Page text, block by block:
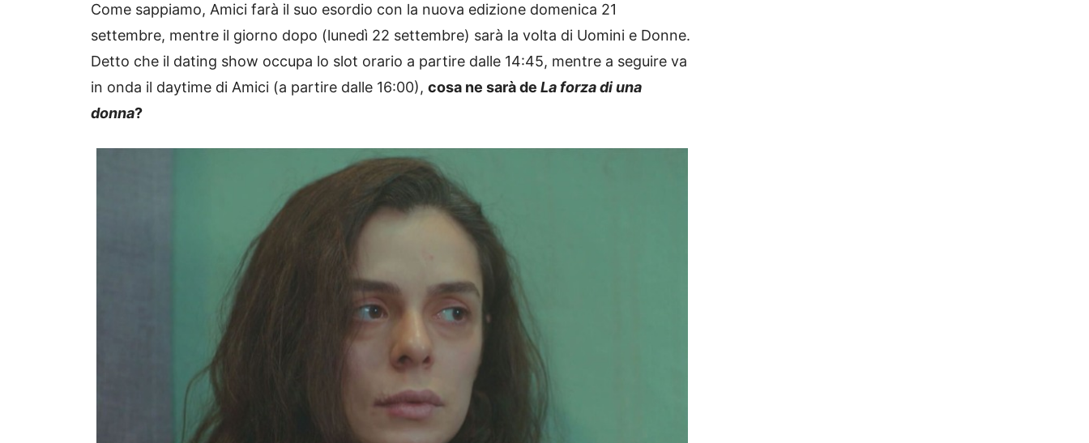
Come sappiamo, Amici farà il suo esordio con la nuova edizione domenica 21
settembre, mentre il giorno dopo (lunedì 22 settembre) sarà la volta di Uomini e Donne.
Detto che il dating show occupa lo slot orario a partire dalle 14:45, mentre a seguire va
in onda il daytime di Amici (a partire dalle 16:00), cosa ne sarà de La forza di una
donna?